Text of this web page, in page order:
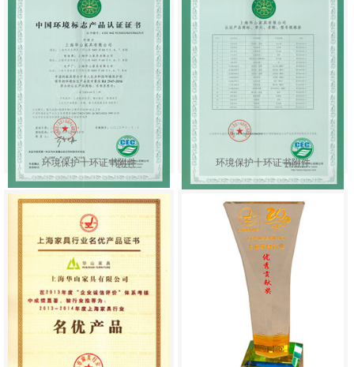
环境保护十环证书附件 环境保护十环证书附件